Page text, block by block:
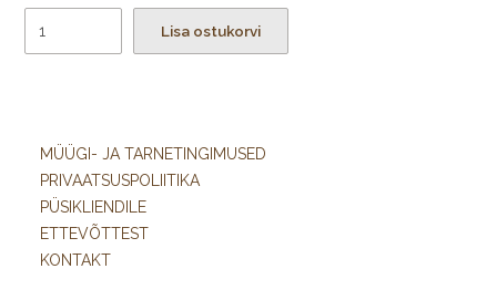
Lisa ostukorvi
MÜÜGI- JA TARNETINGIMUSED
PRIVAATSUSPOLIITIKA
PÜSIKLIENDILE
ETTEVÕTTEST
KONTAKT